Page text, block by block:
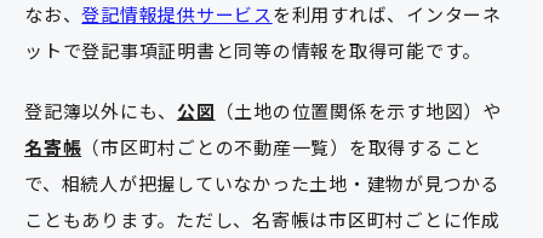
なお、登記情報提供サービスを利用すれば、インターネ
ットで登記事項証明書と同等の情報を取得可能です。
登記簿以外にも、 公図 （土地の位置関係を示す地図）や
名寄帳 （市区町村ごとの不動産一覧）を取得すること
で、相続人が把握していなかった土地・建物が見つかる
こともあります。ただし、名寄帳は市区町村ごとに作成